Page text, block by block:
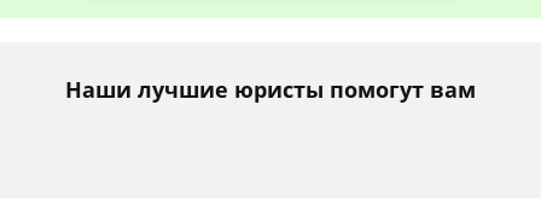
Наши лучшие юристы помогут вам